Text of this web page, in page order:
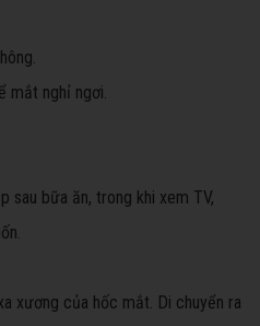
mắt nghỉ ngơi.
sau bữa ăn, trong khi xem TV,
xương của hốc mắt. Di chuyển ra